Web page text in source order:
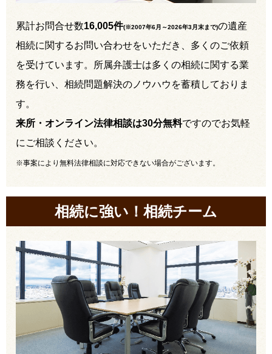
累計お問合せ数16,005件(※2007年6月～2026年3月末まで)の遺産
相続に関するお問い合わせをいただき、多くのご依頼
を受けています。所属弁護士は多くの相続に関する業
務を行い、相続問題解決のノウハウを蓄積しておりま
す。
来所・オンライン法律相談は30分無料ですのでお気軽
にご相談ください。
※事案により無料法律相談に対応できない場合がございます。
相続に強い！相続チーム